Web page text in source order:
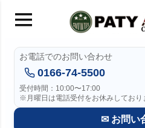
お電話でのお問い合わせ
0166-74-5500
受付時間：10:00〜17:00
※月曜日は電話受付をお休みしており
✉ お問い